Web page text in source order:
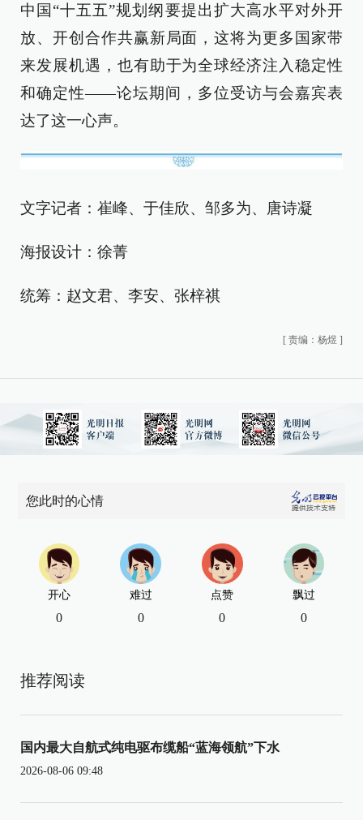
中国“十五五”规划纲要提出扩大高水平对外开
放、开创合作共赢新局面，这将为更多国家带
来发展机遇，也有助于为全球经济注入稳定性
和确定性——论坛期间，多位受访与会嘉宾表
达了这一心声。
文字记者：崔峰、于佳欣、邹多为、唐诗凝
海报设计：徐菁
统筹：赵文君、李安、张梓祺
[ 责编：杨煜 ]
您此时的心情
开心
0
难过
0
点赞
0
飘过
0
推荐阅读
国内最大自航式纯电驱布缆船“蓝海领航”下水
2026-08-06 09:48